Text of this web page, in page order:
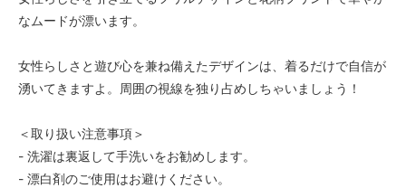
なムードが漂います。
女性らしさと遊び心を兼ね備えたデザインは、着るだけで自信が
湧いてきますよ。周囲の視線を独り占めしちゃいましょう！
＜取り扱い注意事項＞
- 洗濯は裏返して手洗いをお勧めします。
- 漂白剤のご使用はお避けください。